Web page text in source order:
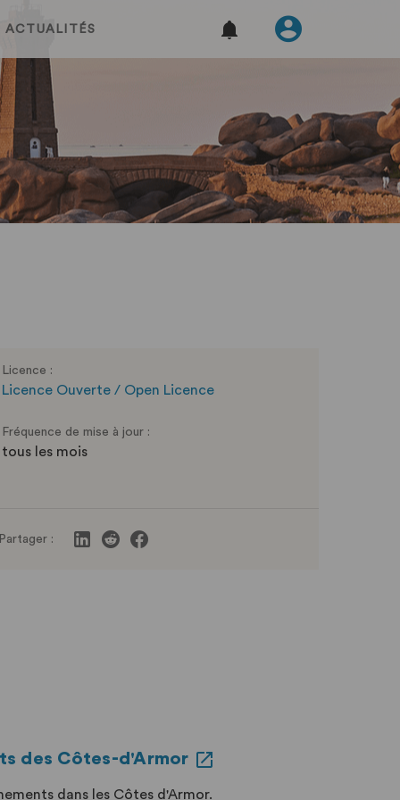
ACTUALITÉS
Licence :
Licence Ouverte / Open Licence
Fréquence de mise à jour :
tous les mois
:
des Côtes-d'Armor
dans les Côtes d'Armor.